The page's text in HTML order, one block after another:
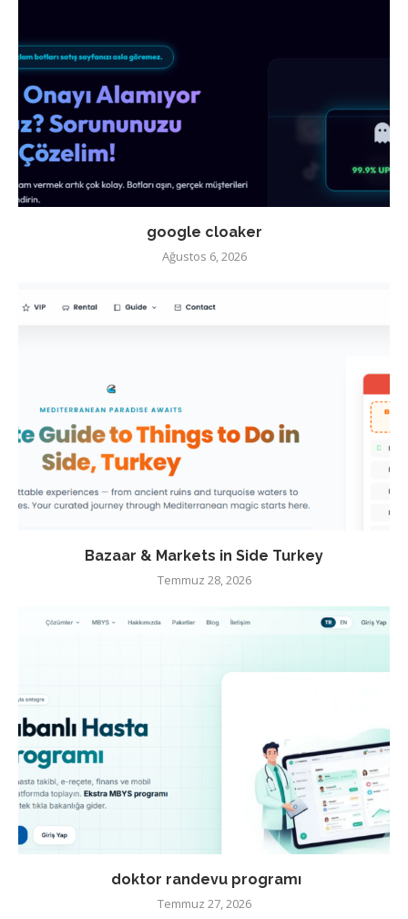
google cloaker
Ağustos 6, 2026
Bazaar & Markets in Side Turkey
Temmuz 28, 2026
doktor randevu programı
Temmuz 27, 2026